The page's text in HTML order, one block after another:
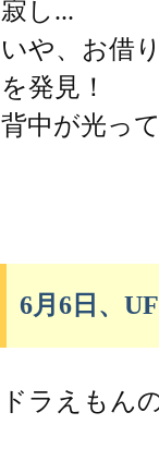
寂し...
いや、お借
を発見！
背中が光っ
6月6日、
ドラえもん